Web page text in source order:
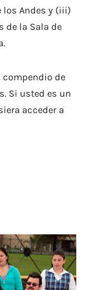
los Andes y (iii)
de la Sala de
compendio de
Si usted es un
acceder a